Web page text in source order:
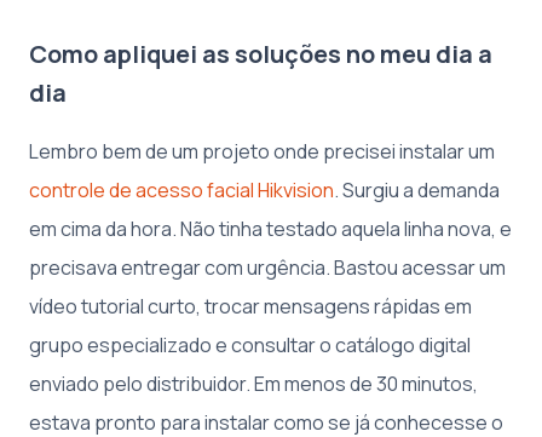
Como apliquei as soluções no meu dia a
dia
Lembro bem de um projeto onde precisei instalar um
controle de acesso facial Hikvision. Surgiu a demanda
em cima da hora. Não tinha testado aquela linha nova, e
precisava entregar com urgência. Bastou acessar um
vídeo tutorial curto, trocar mensagens rápidas em
grupo especializado e consultar o catálogo digital
enviado pelo distribuidor. Em menos de 30 minutos,
estava pronto para instalar como se já conhecesse o